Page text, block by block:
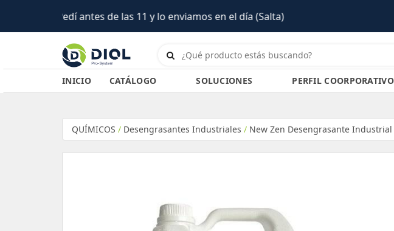
INICIO CATÁLOGO SOLUCIONES PERFIL COORPORATIVO
QUÍMICOS / Desengrasantes Industriales / New Zen Desengrasante